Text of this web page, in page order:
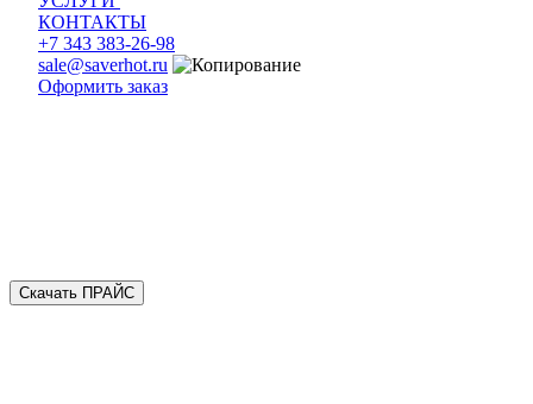
КОНТАКТЫ
+7 343 383-26-98
sale@saverhot.ru
Оформить заказ
Скачать ПРАЙС